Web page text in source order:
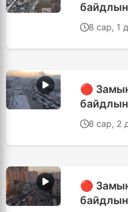
8 сар, 1
🔴
8 сар, 2
🔴